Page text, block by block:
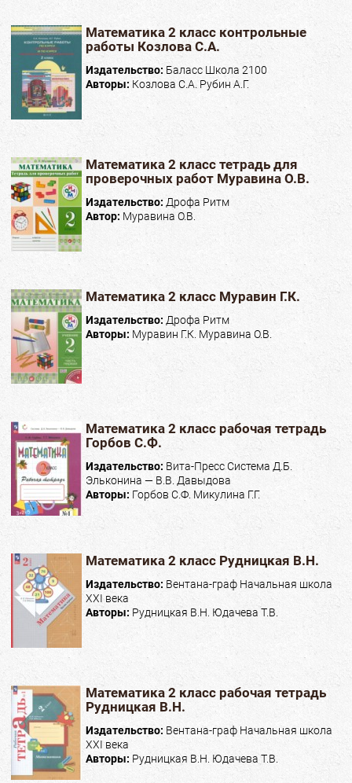
Математика 2 класс контрольные
работы Козлова С.А.
Издательство: Баласс Школа 2100
Авторы: Козлова С.А. Рубин А.Г.
Математика 2 класс тетрадь для
проверочных работ Муравина О.В.
Издательство: Дрофа Ритм
Автор: Муравина О.В.
Математика 2 класс Муравин Г.К.
Издательство: Дрофа Ритм
Авторы: Муравин Г.К. Муравина О.В.
Математика 2 класс рабочая тетрадь
Горбов С.Ф.
Издательство: Вита-Пресс Система Д.Б.
Эльконина — В.В. Давыдова
Авторы: Горбов С.Ф. Микулина Г.Г.
Математика 2 класс Рудницкая В.Н.
Издательство: Вентана-граф Начальная школа
XXI века
Авторы: Рудницкая В.Н. Юдачева Т.В.
Математика 2 класс рабочая тетрадь
Рудницкая В.Н.
Издательство: Вентана-граф Начальная школа
XXI века
Авторы: Рудницкая В.Н. Юдачева Т.В.